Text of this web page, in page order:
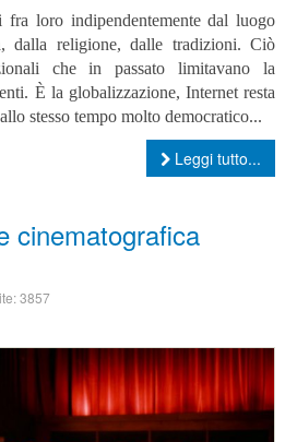
fra loro indipendentemente dal luogo
dalla religione, dalle tradizioni. Ciò
che in passato limitavano la
È la globalizzazione, Internet resta
stesso tempo molto democratico...
Leggi tutto...
cinematografica
3857